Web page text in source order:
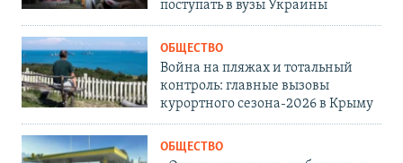
поступать в вузы Украины
ОБЩЕСТВО
Война на пляжах и тотальный
контроль: главные вызовы
курортного сезона-2026 в Крыму
ОБЩЕСТВО